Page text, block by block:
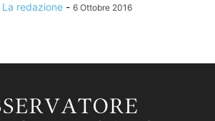
La redazione - 6 Ottobre 2016